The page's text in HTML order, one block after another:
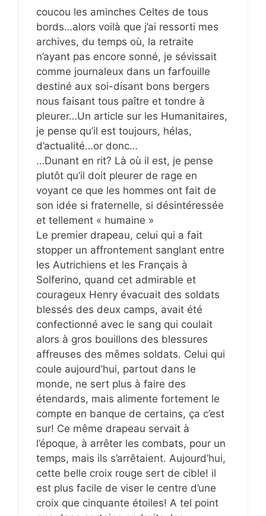
coucou les aminches Celtes de tous
bords…alors voilà que j’ai ressorti mes
archives, du temps où, la retraite
n’ayant pas encore sonné, je sévissait
comme journaleux dans un farfouille
destiné aux soi-disant bons bergers
nous faisant tous paître et tondre à
pleurer…Un article sur les Humanitaires,
je pense qu’il est toujours, hélas,
d’actualité…or donc…
…Dunant en rit? Là où il est, je pense
plutôt qu’il doit pleurer de rage en
voyant ce que les hommes ont fait de
son idée si fraternelle, si désintéressée
et tellement « humaine »
Le premier drapeau, celui qui a fait
stopper un affrontement sanglant entre
les Autrichiens et les Français à
Solferino, quand cet admirable et
courageux Henry évacuait des soldats
blessés des deux camps, avait été
confectionné avec le sang qui coulait
alors à gros bouillons des blessures
affreuses des mêmes soldats. Celui qui
coule aujourd’hui, partout dans le
monde, ne sert plus à faire des
étendards, mais alimente fortement le
compte en banque de certains, ça c’est
sur! Ce même drapeau servait à
l’époque, à arrêter les combats, pour un
temps, mais ils s’arrêtaient. Aujourd’hui,
cette belle croix rouge sert de cible! il
est plus facile de viser le centre d’une
croix que cinquante étoiles! A tel point